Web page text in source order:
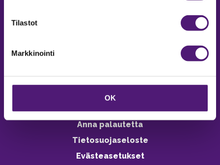
Tilastot
Markkinointi
OK
Vastuullisuus
Ympäristöohjelma
Avoimet työpaikat
Anna palautetta
Tietosuojaseloste
Evästeasetukset